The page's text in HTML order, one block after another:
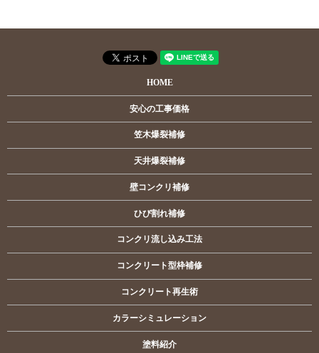
HOME
安心の工事価格
笠木爆裂補修
天井爆裂補修
壁コンクリ補修
ひび割れ補修
コンクリ流し込み工法
コンクリート型枠補修
コンクリート再生術
カラーシミュレーション
塗料紹介